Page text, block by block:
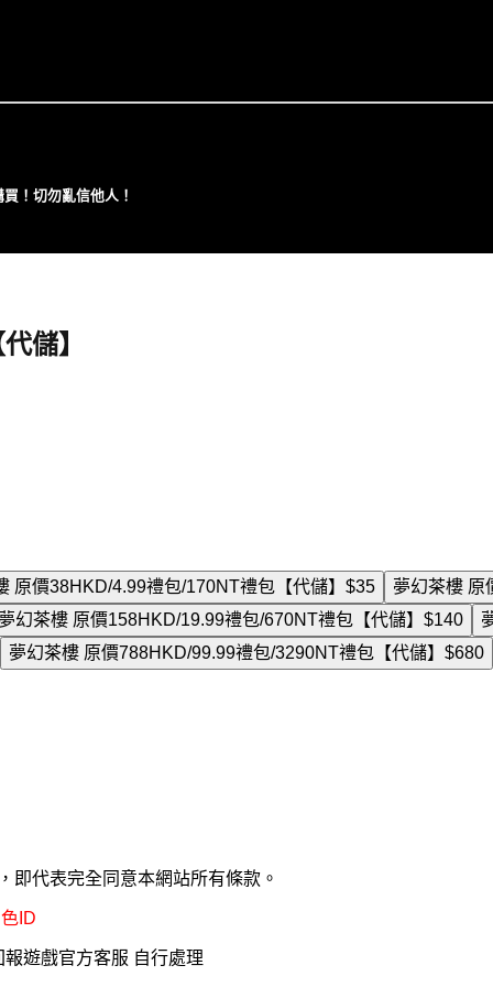
！切勿亂信他⼈！
儲】
夢幻茶樓 原價38HKD/4.99禮包/170NT禮包【代儲】 $35
夢
夢幻茶樓 原價158HKD/19.99禮包/670NT禮包【代儲】 $140
夢幻茶樓 原價788HKD/99.99禮包/3290NT禮包【代儲】 $680
即代表完全同意本網站所有條款。
ID
遊戲官方客服 自行處理